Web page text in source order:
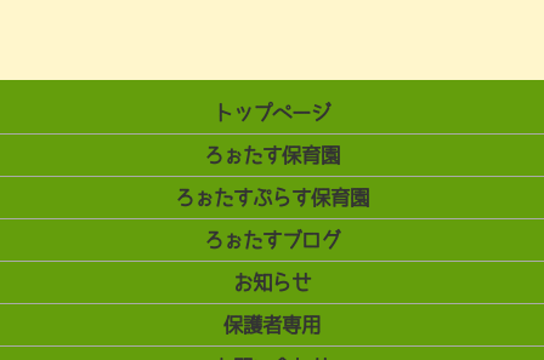
トップページ
ろぉたす保育園
ろぉたすぷらす保育園
ろぉたすブログ
お知らせ
保護者専用